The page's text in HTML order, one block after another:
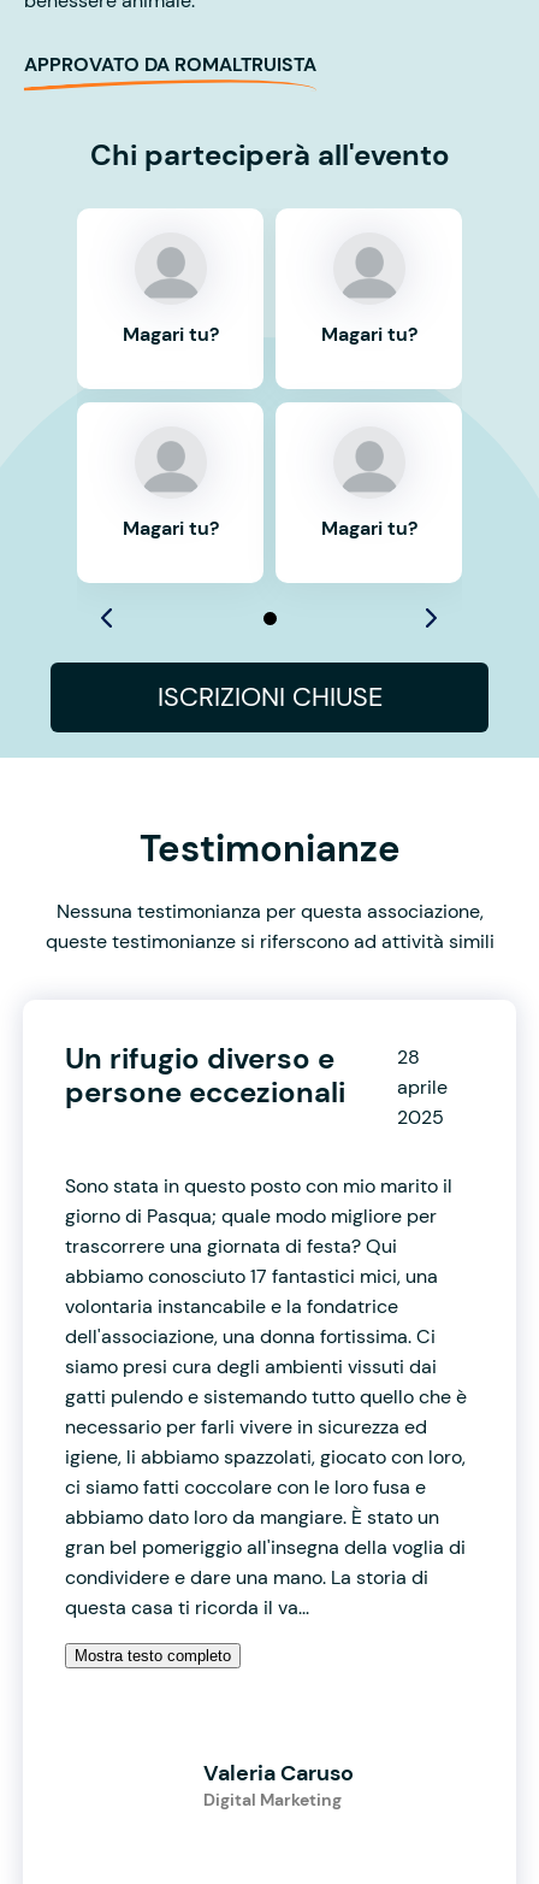
APPROVATO DA ROMALTRUISTA
Chi parteciperà all'evento
Magari tu?
Magari tu?
Magari tu?
Magari tu?
ISCRIZIONI CHIUSE
Testimonianze
Nessuna testimonianza per questa associazione,
queste testimonianze si riferscono ad attività simili
Un rifugio diverso e
persone eccezionali
28
aprile
2025
Sono stata in questo posto con mio marito il
giorno di Pasqua; quale modo migliore per
trascorrere una giornata di festa? Qui
abbiamo conosciuto 17 fantastici mici, una
volontaria instancabile e la fondatrice
dell'associazione, una donna fortissima. Ci
siamo presi cura degli ambienti vissuti dai
gatti pulendo e sistemando tutto quello che è
necessario per farli vivere in sicurezza ed
igiene, li abbiamo spazzolati, giocato con loro,
ci siamo fatti coccolare con le loro fusa e
abbiamo dato loro da mangiare. È stato un
gran bel pomeriggio all'insegna della voglia di
condividere e dare una mano. La storia di
questa casa ti ricorda il va...
Mostra testo completo
Valeria Caruso
Digital Marketing